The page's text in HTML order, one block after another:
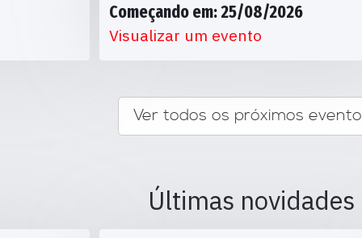
Começando em: 25/08/2026
Visualizar um evento
Ver todos os próximos
Últimas novidades